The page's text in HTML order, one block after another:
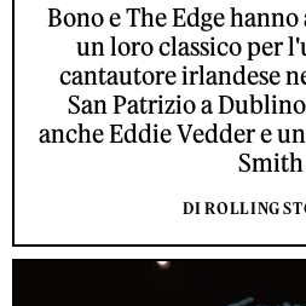
Bono e The Edge
un loro classico per
cantautore irlandese
San Patrizio a
anche Eddie Vedder e
Smith
DI ROLLING